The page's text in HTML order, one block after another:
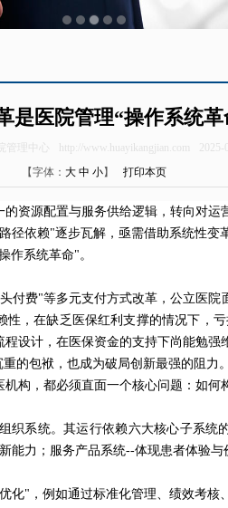
是医院管理“操作系统革
管理中心 http://www.huayikangjian.com
2025-
【字体： 大 中 小】 打印本页
的资源配置与服务供给逻辑，转向对
依赖"逐步瓦解，亟需借助系统性
作系统革命"。
付费"等多元支付方式改革，公立医
，在缺乏医保红利支撑的情况下，
设计，在医保资金的支持下尚能勉
的包袱，也成为破局创新最强的阻力。
构，都必须直面一个核心问题：如
织系统。其运行依赖六大核心子系
能力；服务产品系统--体现患者体验
化"，例如通过标准化管理、绩效考